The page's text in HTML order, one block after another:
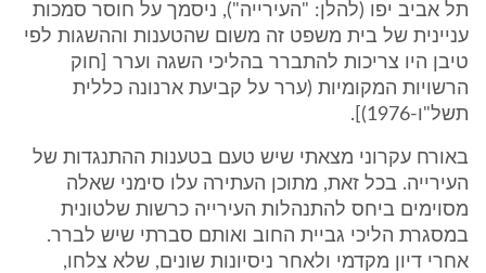
תל אביב יפו (להלן: "העירייה"), ניסמך על חוסר סמכות
עניינית של בית משפט זה משום שהטענות וההשגות לפי
טיבן היו צריכות להתברר בהליכי השגה וערר [חוק
הרשויות המקומיות (ערר על קביעת ארנונה כללית
תשל"ו-1976)].
באורח עקרוני מצאתי שיש טעם בטענות ההתנגדות של
העירייה. בכל זאת, מתוכן העתירה עלו סימני שאלה
מסוימים ביחס להתנהלות העירייה כרשות שלטונית
במסגרת הליכי גביית החוב ואותם סברתי שיש לברר.
אחרי דיון מקדמי ולאחר ניסיונות שונים, שלא צלחו,